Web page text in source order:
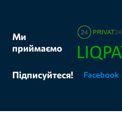
Ми
приймаємо
Підписуйтеся! Facebook